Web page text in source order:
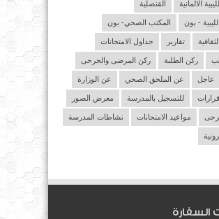
الالمانية القنصلية
- بون المكتب الصحي- بون
تقارير جداول الامتحانات
ركن الطلبة ركن المرضى والجرحى
عاجل عن الملحق الصحي عن الوزارة
قرارات للتسجيل بالمدرسة معرض الصور
مواعيد الامتحانات نشاطات المدرسة
السفارة